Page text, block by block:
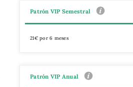
Patrón VIP Semestral
21€ por 6 meses
Patrón VIP Anual